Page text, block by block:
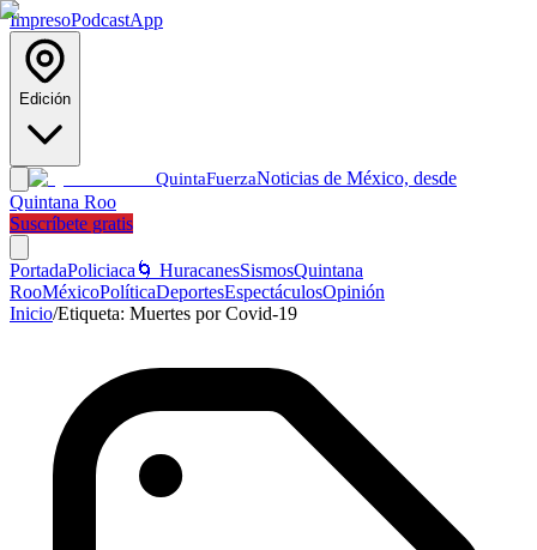
ImpresoPodcastApp
Edición
QuintaFuerzaNoticias de México, desde
Quintana Roo
Suscríbete gratis
PortadaPoliciaca 🌀 HuracanesSismosQuintana
RooMéxicoPolíticaDeportesEspectáculosOpinión
Inicio/Etiqueta: Muertes por Covid-19